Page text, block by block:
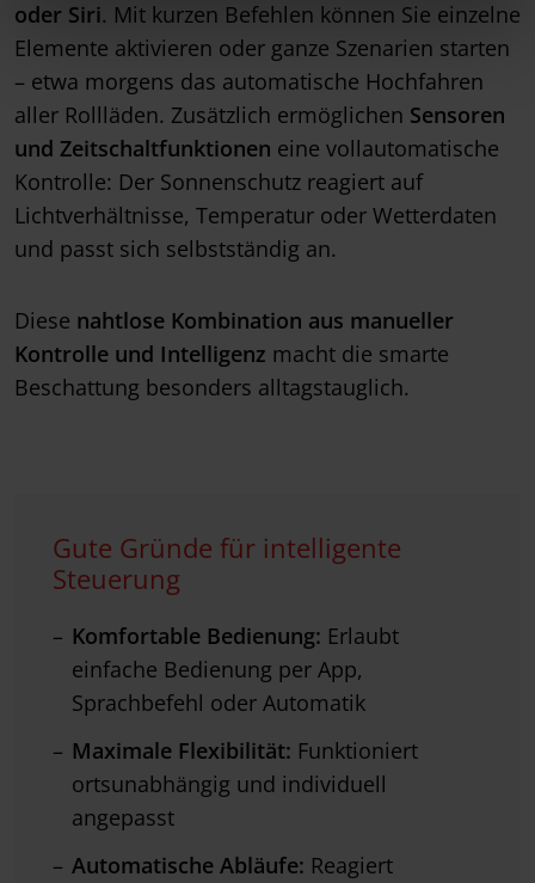
oder Siri. Mit kurzen Befehlen können Sie einzelne
Elemente aktivieren oder ganze Szenarien starten
– etwa morgens das automatische Hochfahren
aller Rollläden. Zusätzlich ermöglichen Sensoren
und Zeitschaltfunktionen eine vollautomatische
Kontrolle: Der Sonnenschutz reagiert auf
Lichtverhältnisse, Temperatur oder Wetterdaten
und passt sich selbstständig an.
Diese nahtlose Kombination aus manueller
Kontrolle und Intelligenz macht die smarte
Beschattung besonders alltagstauglich.
Gute Gründe für intelligente
Steuerung
Komfortable Bedienung: Erlaubt
einfache Bedienung per App,
Sprachbefehl oder Automatik
Maximale Flexibilität: Funktioniert
ortsunabhängig und individuell
angepasst
Automatische Abläufe: Reagiert